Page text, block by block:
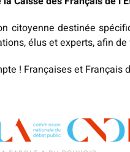
citoyenne destinée
élus et experts, afin
! Françaises et Français